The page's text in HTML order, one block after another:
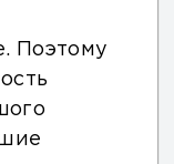
Поэтому